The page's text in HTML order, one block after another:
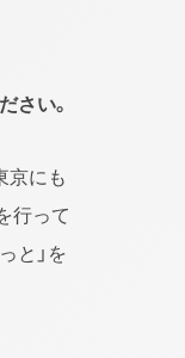
さい。
京にも
行って
と」を